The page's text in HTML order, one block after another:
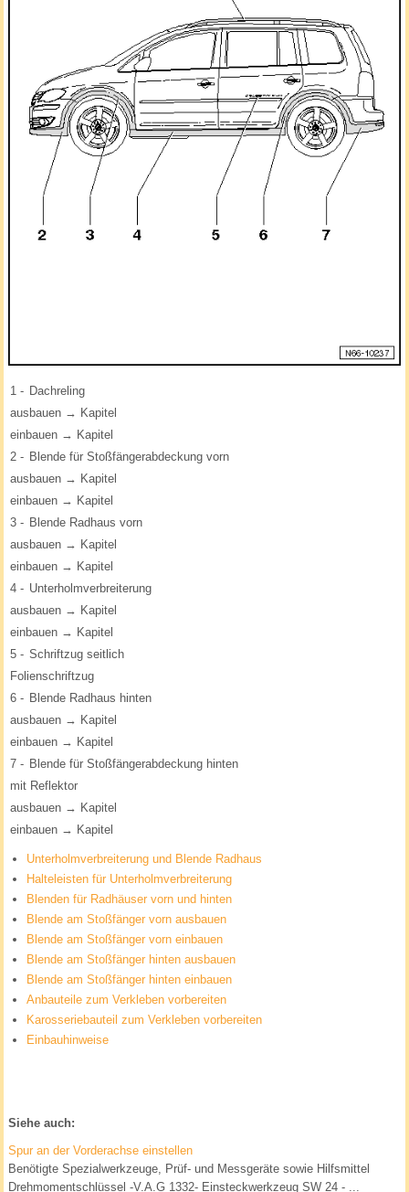
1 - Dachreling
ausbauen → Kapitel
einbauen → Kapitel
2 - Blende für Stoßfängerabdeckung vorn
ausbauen → Kapitel
einbauen → Kapitel
3 - Blende Radhaus vorn
ausbauen → Kapitel
einbauen → Kapitel
4 - Unterholmverbreiterung
ausbauen → Kapitel
einbauen → Kapitel
5 - Schriftzug seitlich
Folienschriftzug
6 - Blende Radhaus hinten
ausbauen → Kapitel
einbauen → Kapitel
7 - Blende für Stoßfängerabdeckung hinten
mit Reflektor
ausbauen → Kapitel
einbauen → Kapitel
Unterholmverbreiterung und Blende Radhaus
Halteleisten für Unterholmverbreiterung
Blenden für Radhäuser vorn und hinten
Blende am Stoßfänger vorn ausbauen
Blende am Stoßfänger vorn einbauen
Blende am Stoßfänger hinten ausbauen
Blende am Stoßfänger hinten einbauen
Anbauteile zum Verkleben vorbereiten
Karosseriebauteil zum Verkleben vorbereiten
Einbauhinweise
Siehe auch:
Spur an der Vorderachse einstellen
Benötigte Spezialwerkzeuge, Prüf- und Messgeräte sowie Hilfsmittel
Drehmomentschlüssel -V.A.G 1332- Einsteckwerkzeug SW 24 - ...